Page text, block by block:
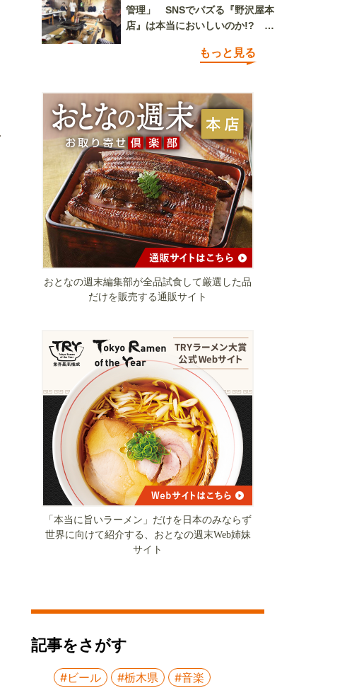
管理」 SNSでバズる『野沢屋本
店』は本当においしいのか!? い
もっと見る
おとなの週末編集部が全品試食して厳選した品
だけを販売する通販サイト
「本当に旨いラーメン」だけを日本のみならず
世界に向けて紹介する、おとなの週末Web姉妹
サイト
記事をさがす
#ビール #栃木県
#音楽